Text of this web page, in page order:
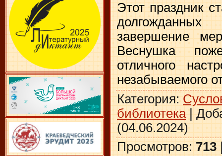
Этот праздник
завершение
Веснушка
отличного
незабываемого
Категория:
библиотека|
(04.06.2024)
Просмотров: 713